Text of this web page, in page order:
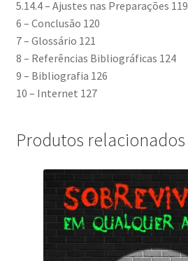
5.14.4 – Ajustes nas Preparações 119
6 – Conclusão 120
7 – Glossário 121
8 – Referências Bibliográficas 124
9 – Bibliografia 126
10 – Internet 127
Produtos relacionados